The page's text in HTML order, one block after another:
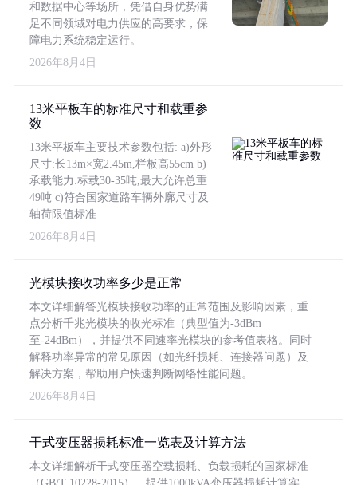
和数据中心等场所，凭借自身优势满
足不同领域对电力供应的高要求，保
障电力系统稳定运行。
2026年8月4日
13米平板车的标准尺寸和载重参
数
13米平板车主要技术参数包括: a)外形
尺寸:长13m×宽2.45m,栏板高55cm b)
承载能力:标载30-35吨,最大允许总重
49吨 c)符合国家道路车辆外廓尺寸及
轴荷限值标准
2026年8月4日
光模块接收功率多少是正常
本文详细解答光模块接收功率的正常范围及影响因素，重
点分析千兆光模块的收光标准（典型值为-3dBm
至-24dBm），并提供不同速率光模块的参考值表格。同时
解释功率异常的常见原因（如光纤损耗、连接器问题）及
解决方案，帮助用户快速判断网络性能问题。
2026年8月4日
干式变压器损耗标准一览表及计算方法
本文详细解析干式变压器空载损耗、负载损耗的国家标准